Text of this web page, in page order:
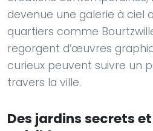
devenue une galerie à ciel
quartiers comme
regorgent d’œuvres
curieux peuvent suivre un
travers la ville.
Des jardins secrets